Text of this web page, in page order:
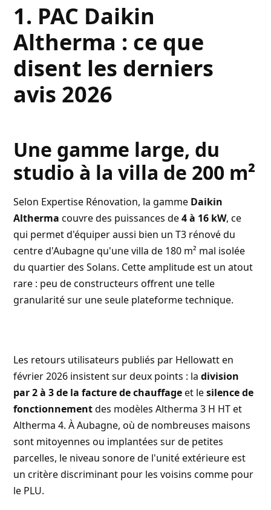
1. PAC Daikin
Altherma : ce que
disent les derniers
avis 2026
Une gamme large, du
studio à la villa de 200 m²
Selon Expertise Rénovation, la gamme Daikin
Altherma couvre des puissances de4 à 16 kW, ce
qui permet d'équiper aussi bien un T3 rénové du
centre d'Aubagne qu'une villa de 180 m² mal isolée
du quartier des Solans. Cette amplitude est un atout
rare : peu de constructeurs offrent une telle
granularité sur une seule plateforme technique.
Les retours utilisateurs publiés par Hellowatt en
février 2026 insistent sur deux points : ladivision
par 2 à 3 de la facture de chauffageet lesilence de
fonctionnementdes modèles Altherma 3 H HT et
Altherma 4. À Aubagne, où de nombreuses maisons
sont mitoyennes ou implantées sur de petites
parcelles, le niveau sonore de l'unité extérieure est
un critère discriminant pour les voisins comme pour
le PLU.